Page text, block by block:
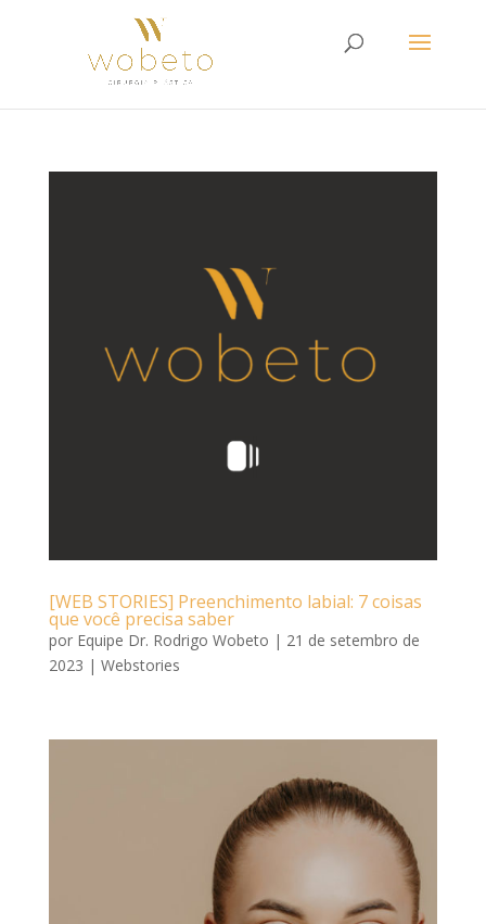
[WEB STORIES] Preenchimento labial: 7 coisas
que você precisa saber
por Equipe Dr. Rodrigo Wobeto | 21 de setembro de
2023 | Webstories